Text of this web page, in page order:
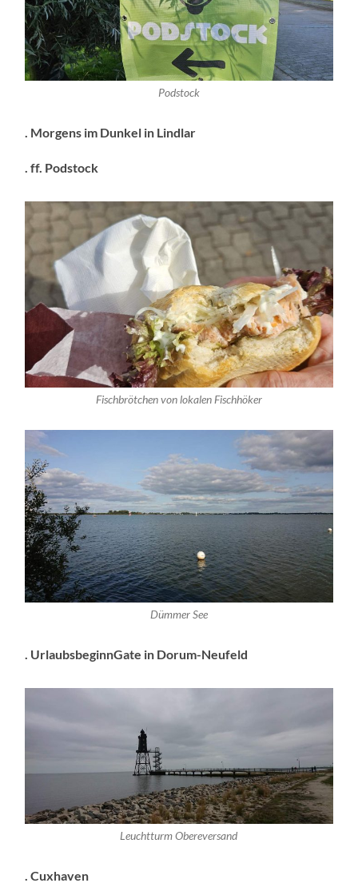
Podstock
. Morgens im Dunkel in Lindlar
. ff. Podstock
Fischbrötchen von lokalen Fischhöker
Dümmer See
. UrlaubsbeginnGate in Dorum-Neufeld
Leuchtturm Obereversand
. Cuxhaven